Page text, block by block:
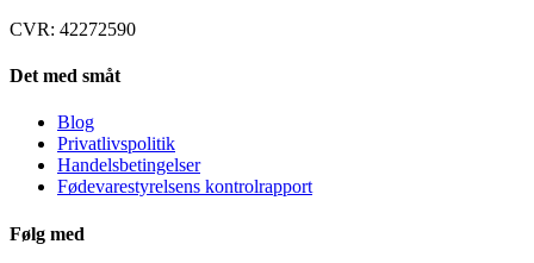
CVR: 42272590
Det med småt
Blog
Privatlivspolitik
Handelsbetingelser
Fødevarestyrelsens kontrolrapport
Følg med